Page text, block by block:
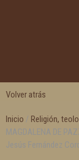
Volver atrás
Inicio / Religión,
MAGDALENA DE
Jesús Fernández